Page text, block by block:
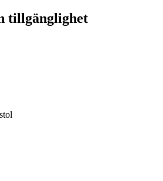
tillgänglighet